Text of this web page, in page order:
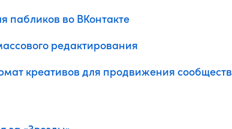
пабликов во ВКонтакте
редактирования
креативов для продвижения сообществ